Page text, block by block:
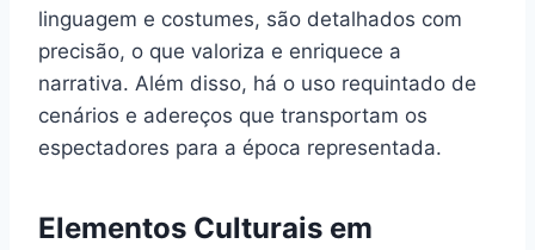
linguagem e costumes, são detalhados com
precisão, o que valoriza e enriquece a
narrativa. Além disso, há o uso requintado de
cenários e adereços que transportam os
espectadores para a época representada.
Elementos Culturais em